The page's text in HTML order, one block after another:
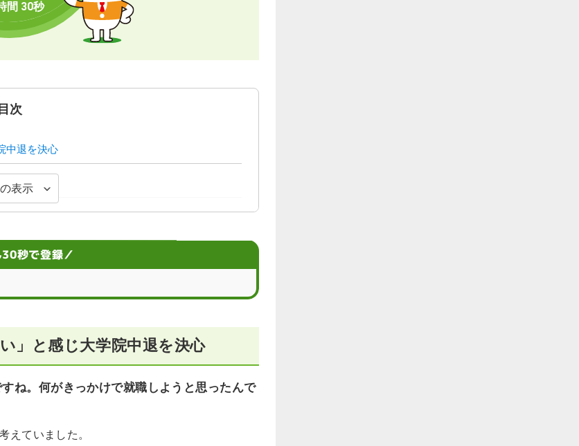
目次
中退を決心
ンジして経験の幅を広げたい
表示
秒で登録／
」と感じ大学院中退を決心
ね。何がきっかけで就職しようと思ったんで
えていました。